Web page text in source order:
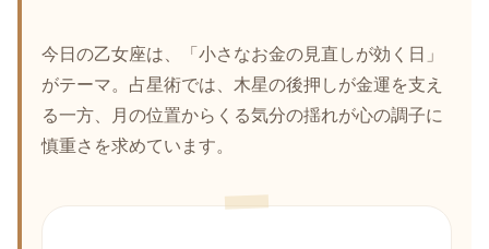
今日の乙女座は、「小さなお金の見直しが効く日」
がテーマ。占星術では、木星の後押しが金運を支え
る一方、月の位置からくる気分の揺れが心の調子に
慎重さを求めています。